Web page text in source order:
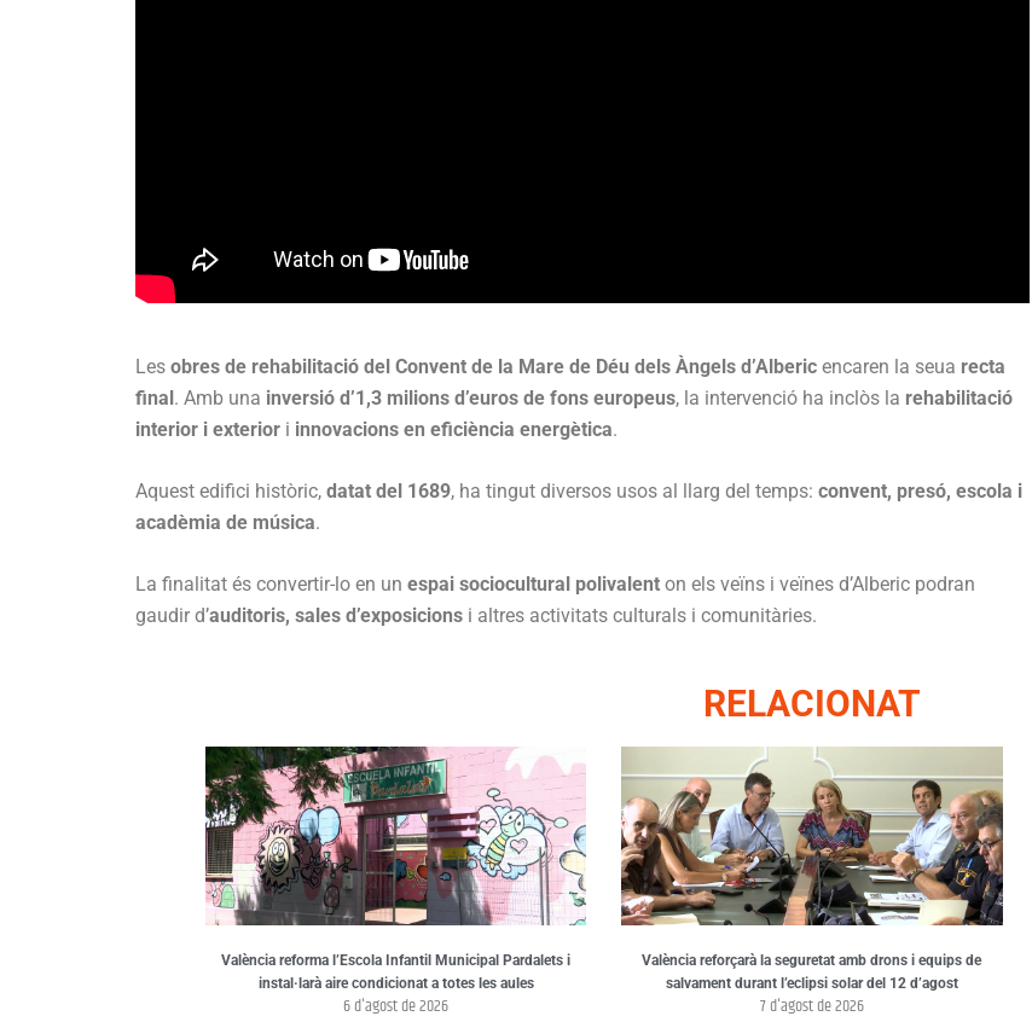
Les obres de rehabilitació del Convent de la Mare de Déu dels Àngels d’Alberic encaren la seua recta
final. Amb una inversió d’1,3 milions d’euros de fons europeus, la intervenció ha inclòs la rehabilitació
interior i exterior i innovacions en eficiència energètica.
Aquest edifici històric, datat del 1689, ha tingut diversos usos al llarg del temps: convent, presó, escola i
acadèmia de música.
La finalitat és convertir-lo en un espai sociocultural polivalent on els veïns i veïnes d’Alberic podran
gaudir d’auditoris, sales d’exposicions i altres activitats culturals i comunitàries.
RELACIONAT
València reforma l’Escola Infantil Municipal Pardalets i
instal·larà aire condicionat a totes les aules
6 d'agost de 2026
València reforçarà la seguretat amb drons i equips de
salvament durant l’eclipsi solar del 12 d’agost
7 d'agost de 2026